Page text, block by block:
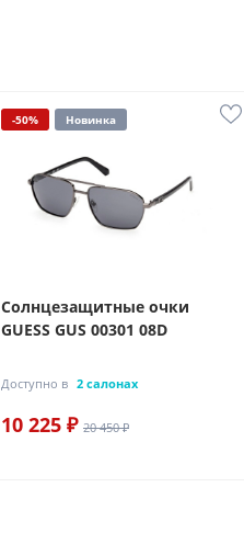
-50% Новинка
Солнцезащитные очки
GUESS GUS 00301 08D
Доступно в 2 салонах
10 225 ₽ 20 450 ₽